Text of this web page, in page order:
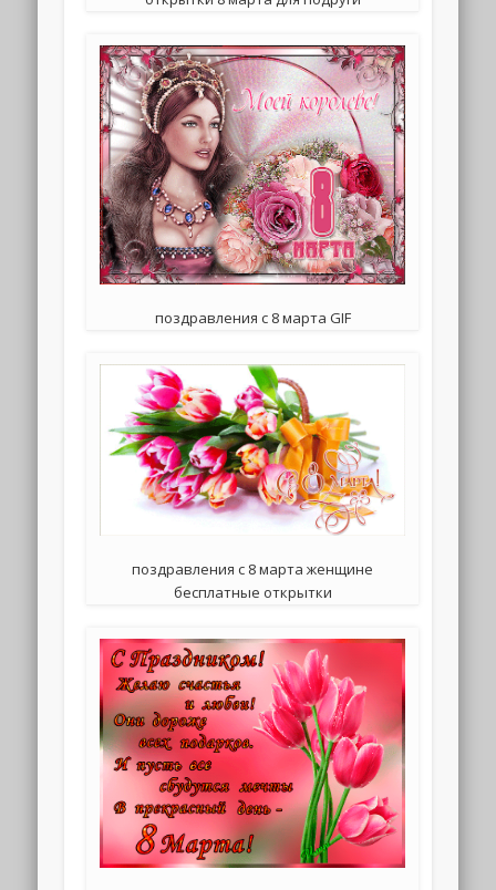
поздравления с 8 марта GIF
поздравления с 8 марта женщине
бесплатные открытки